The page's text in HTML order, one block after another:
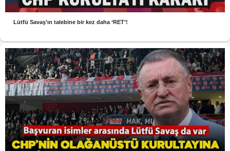
Lütfü Savaş’ın talebine bir kez daha ‘RET’!